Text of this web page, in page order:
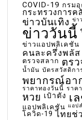
COVID-19 กรม
กระทรวงการค
ข่าวบันเทิง ข่า
ข่าววันนี้
ข่าวแอปพลิเคชัน
คนละครึ่งพลัส
ตรวจสลาก ตร
น้ำมัน บัตรสวัสดิกา
พยากรณ์อา
ราคาทองวันนี้ ราค
หวย เป๋าตัง เ
แอปพลิเคชัน แอป
โควิด-19 ไทยช่